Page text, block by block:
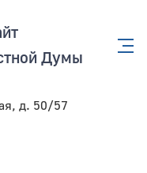
Думы
д. 50/57